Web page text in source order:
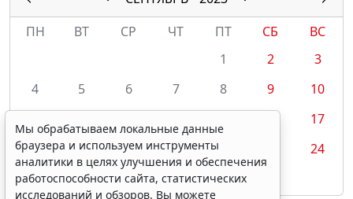
ПН
ВТ СР ЧТ ПТ СБ
ВС
1
2
3
4
5 6 7 8 9
10
17
18
19 20 21 22
24
25
26 27 28 29
Мы обрабатываем локальные данные
браузера и используем инструменты
аналитики в целях улучшения и обеспечения
работоспособности сайта, статистических
исследований и обзоров. Вы можете